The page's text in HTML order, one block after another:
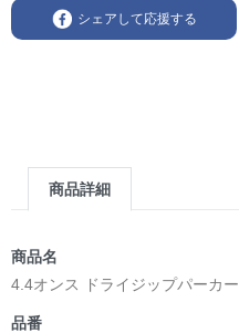
シェアして応援する
商品詳細
商品名
4.4オンス ドライジップパーカー
品番